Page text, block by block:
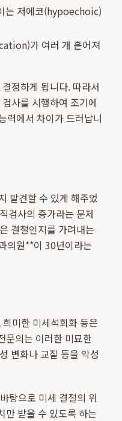
는 저에코(hypoechoic)
가 여러 개 흩어져
정하게 됩니다. 따라서
사를 시행하여 조기에
력에서 차이가 드러납니
발견할 수 있게 해주었
검사의 증가라는 문제
결절인지를 가려내는
의원**이 30년이라는
미한 미세석회화 등은
문의는 이러한 미묘한
변화나 교질 등을 악성
탕으로 미세 결절의 위
만 받을 수 있도록 하는